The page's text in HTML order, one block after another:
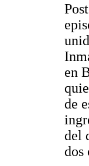
en
de
del
dos